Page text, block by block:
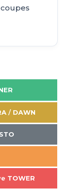
/ DAWN
TOWER